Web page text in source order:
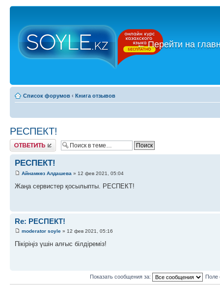
←Перейти на
Список форумов ‹ Книга отзывов
РЕСПЕКТ!
Ответить
РЕСПЕКТ!
Айнамкөз Алдашева » 12 фев 2021, 05:04
Жаңа сервистер қосылыпты. РЕСПЕКТ!
Re: РЕСПЕКТ!
moderator soyle » 12 фев 2021, 05:16
Пікіріңіз үшін алғыс білдіреміз!
Показать сообщения за: Поле